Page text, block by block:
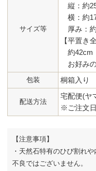
サイズ等
縦：約
横：約
厚み：
【平置き
約42cm
お好みの
包装
桐箱入り
配送方法
宅配便(ヤ
※ご注文
【注意事項】
・天然石特有のひび割れ
不良ではございません。